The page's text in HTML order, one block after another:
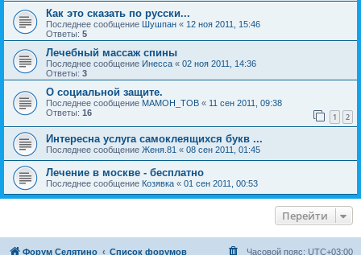
Как это сказать по русски...
Последнее сообщение Шушпан « 12 ноя 2011, 15:46
Ответы: 5
Лечебный массаж спины
Последнее сообщение Инесса « 02 ноя 2011, 14:36
Ответы: 3
О социальной защите.
Последнее сообщение MAMOH_TOB « 11 сен 2011, 09:38
Ответы: 16 1 2
Интересна услуга самоклеящихся букв ...
Последнее сообщение Женя.81 « 08 сен 2011, 01:45
Лечение в москве - бесплатно
Последнее сообщение Козявка « 01 сен 2011, 00:53
Перейти
Форум Селятино Список форумов Часовой пояс: UTC+03:00